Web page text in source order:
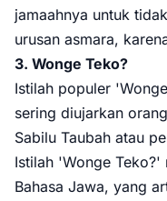
jamaahnya untuk
urusan asmara,
3. Wonge Teko?
Istilah populer
sering diujarkan
Sabilu Taubah atau
Istilah 'Wonge
Bahasa Jawa, yang